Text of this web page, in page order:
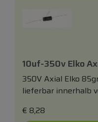
10uf-350v Elko
350V Axial Elko
lieferbar innerhalb
€ 8,28